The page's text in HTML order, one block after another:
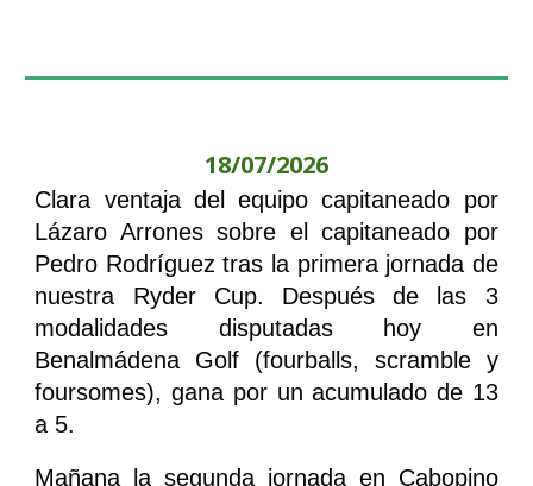
18/07/2026
Clara ventaja del equipo capitaneado por
Lázaro Arrones sobre el capitaneado por
Pedro Rodríguez tras la primera jornada de
nuestra Ryder Cup. Después de las 3
modalidades disputadas hoy en
Benalmádena Golf (fourballs, scramble y
foursomes), gana por un acumulado de 13
a 5.
Mañana la segunda jornada en Cabopino